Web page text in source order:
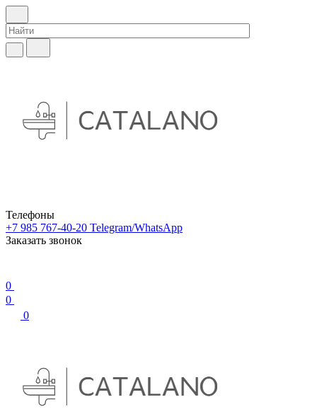
Телефоны
+7 985 767-40-20 Telegram/WhatsApp
Заказать звонок
0
0
0